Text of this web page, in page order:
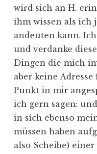
wird sich an H.
ihm wissen als ich
andeuten kann.
und verdanke
Dingen die mich
aber keine
Punkt in mir
ich gern sagen:
in sich ebenso
müssen haben
also Scheibe)